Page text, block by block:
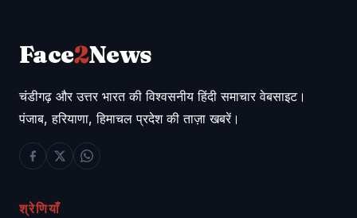
Face2News
चंडीगढ़ और उत्तर भारत की विश्वसनीय हिंदी समाचार वेबसाइट।
पंजाब, हरियाणा, हिमाचल प्रदेश की ताज़ा खबरें।
श्रेणियाँ